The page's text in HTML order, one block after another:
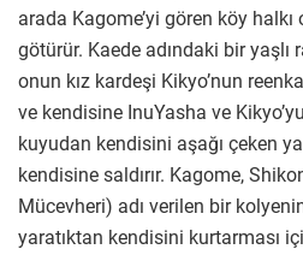
arada Kagome’yi gören köy halkı
götürür. Kaede adındaki bir yaşlı
onun kız kardeşi Kikyo’nun
ve kendisine InuYasha ve
kuyudan kendisini aşağı çeken
kendisine saldırır. Kagome,
Mücevheri) adı verilen bir
yaratıktan kendisini kurtarması